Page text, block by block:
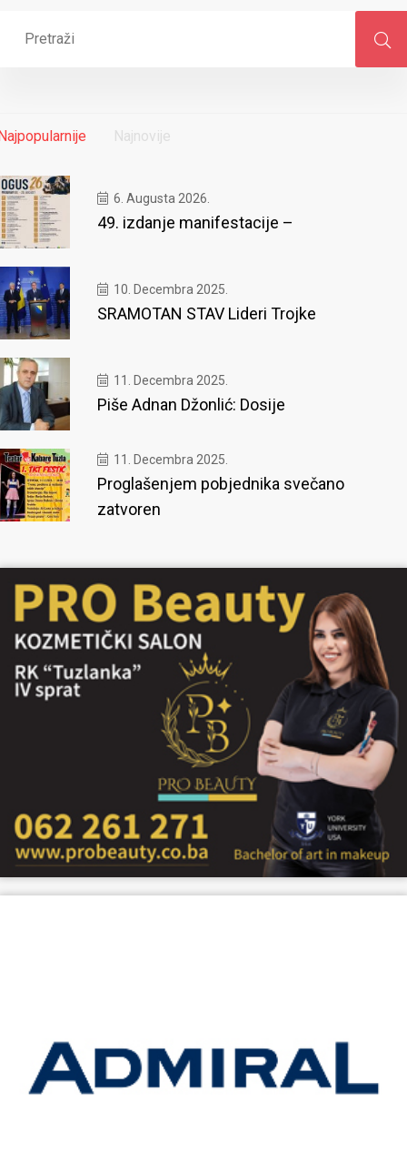
Najnovije
6. Augusta 2026.
49. izdanje manifestacije –
10. Decembra 2025.
SRAMOTAN STAV Lideri Trojke
11. Decembra 2025.
Piše Adnan Džonlić: Dosije
11. Decembra 2025.
Proglašenjem pobjednika svečano
zatvoren